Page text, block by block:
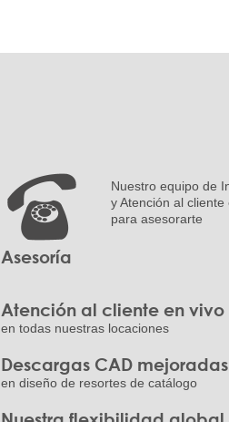
Asesoría
Nuestro equipo de
y Atención al cliente
para asesorarte
Atención al cliente en vivo
en todas nuestras locaciones
Descargas CAD mejoradas
en diseño de resortes de catálogo